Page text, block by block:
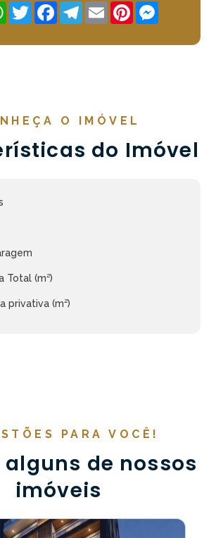
WhatsApp
TwitterFacebookTelegram
Email Pinterest
O IMÓVEL
do Imóvel
Total (m²)
privativa (m²)
PARA VOCÊ!
de nossos
imóveis